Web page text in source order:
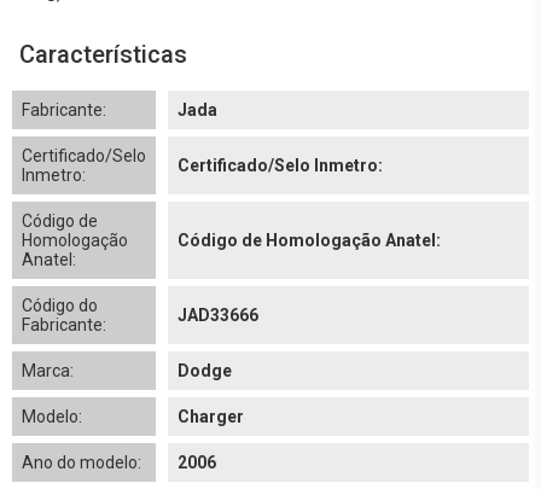
Características
Fabricante: Jada
Certificado/Selo
Inmetro:
Certificado/Selo Inmetro:
Código de
Homologação
Anatel:
Código de Homologação Anatel:
Código do
Fabricante:
JAD33666
Marca: Dodge
Modelo: Charger
Ano do modelo: 2006